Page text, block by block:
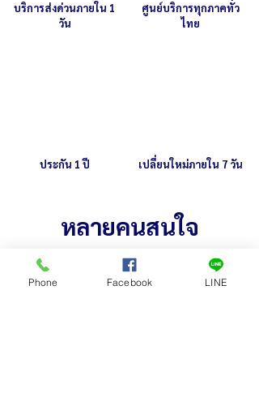
บริการส่งด่วนภายใน 1
วัน
ศูนย์บริการทุกภาคทั่ว
ไทย
ประกัน 1 ปี เปลี่ยนใหม่ภายใน 7 วัน
หลายคนสนใจ
Phone Facebook LINE